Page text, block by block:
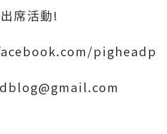
席活動!
pigheadp